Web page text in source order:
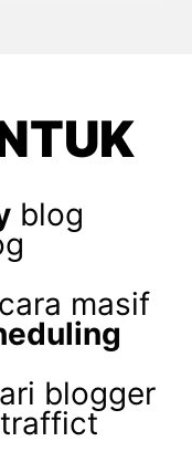
blog
masif
blogger
traffict